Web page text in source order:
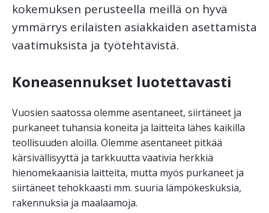
kokemuksen perusteella meillä on hyvä
ymmärrys erilaisten asiakkaiden asettamista
vaatimuksista ja työtehtävistä.
Koneasennukset luotettavasti
Vuosien saatossa olemme asentaneet, siirtäneet ja
purkaneet tuhansia koneita ja laitteita lähes kaikilla
teollisuuden aloilla. Olemme asentaneet pitkää
kärsivällisyyttä ja tarkkuutta vaativia herkkiä
hienomekaanisia laitteita, mutta myös purkaneet ja
siirtäneet tehokkaasti mm. suuria lämpökeskuksia,
rakennuksia ja maalaamoja.